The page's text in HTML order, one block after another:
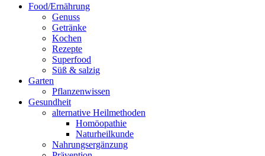
Food/Ernährung
Genuss
Getränke
Kochen
Rezepte
Superfood
Süß & salzig
Garten
Pflanzenwissen
Gesundheit
alternative Heilmethoden
Homöopathie
Naturheilkunde
Nahrungsergänzung